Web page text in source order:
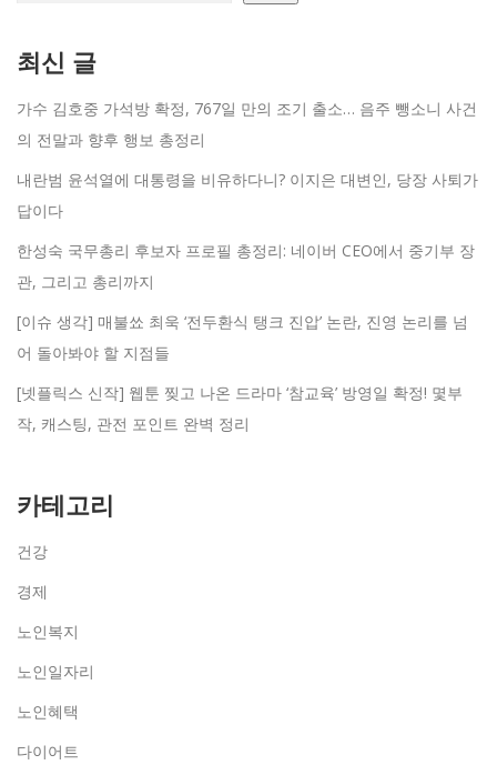
최신 글
가수 김호중 가석방 확정, 767일 만의 조기 출소… 음주 뺑소니 사건
의 전말과 향후 행보 총정리
내란범 윤석열에 대통령을 비유하다니? 이지은 대변인, 당장 사퇴가
답이다
한성숙 국무총리 후보자 프로필 총정리: 네이버 CEO에서 중기부 장
관, 그리고 총리까지
[이슈 생각] 매불쑈 최욱 ‘전두환식 탱크 진압’ 논란, 진영 논리를 넘
어 돌아봐야 할 지점들
[넷플릭스 신작] 웹툰 찢고 나온 드라마 ‘참교육’ 방영일 확정! 몇부
작, 캐스팅, 관전 포인트 완벽 정리
카테고리
건강
경제
노인복지
노인일자리
노인혜택
다이어트